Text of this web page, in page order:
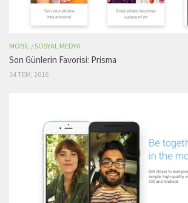
MOBIL /SOSYAL MEDYA
Son Günlerin Favorisi: Prisma
14 TEM, 2016